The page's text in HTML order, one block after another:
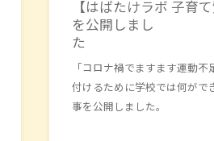
【はばたけラボ 子育て
を公開しまし
た
「コロナ禍でますます運動不
付けるために学校では何がで
事を公開しました。